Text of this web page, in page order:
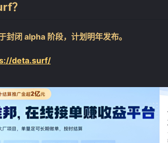
？
封闭 alpha 阶段，计划明年发布。
deta.surf/